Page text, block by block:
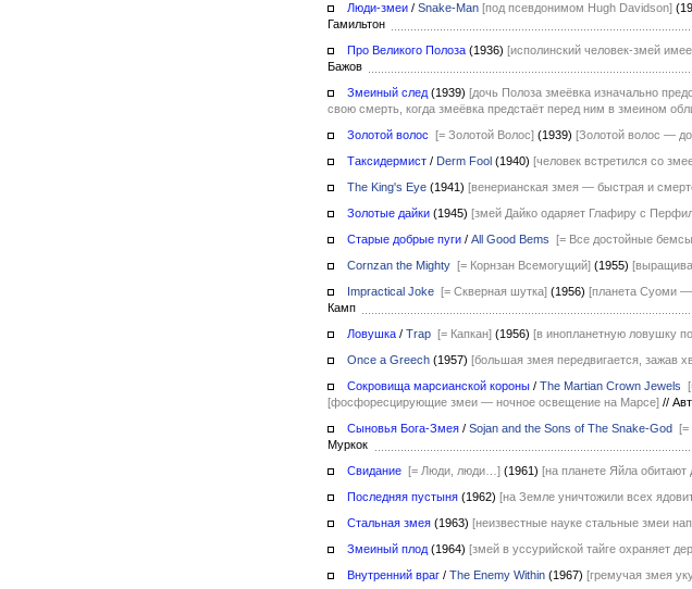
Люди-змеи / Snake-Man [под псевдонимом Hugh Davidson]
Гамильтон
Про Великого Полоза (1936) [исполинский человек-змей
Бажов
Змеиный след (1939) [дочь Полоза змеёвка изначально
свою смерть, когда змеёвка предстаёт перед ним в змеином
Золотой волос [= Золотой Волос] (1939) [Золотой волос —
Таксидермист / Derm Fool (1940) [человек встретился со
The King's Eye (1941) [венерианская змея — быстрая и
Золотые дайки (1945) [змей Дайко одаряет Глафиру с
Старые добрые пуги / All Good Bems [= Все достойные
Cornzan the Mighty [= Корнзан Всемогущий] (1955)
Impractical Joke [= Скверная шутка] (1956) [планета Суоми
Камп
Ловушка / Trap [= Капкан] (1956) [в инопланетную ловушку
Once a Greech (1957) [большая змея передвигается, зажав
Сокровища марсианской короны / The Martian Crown Jewels
[фосфоресцирующие змеи — ночное освещение на Марсе] //
Сыновья Бога-Змея / Sojan and the Sons of The Snake-God [=
Муркок
Свидание [= Люди, люди…] (1961) [на планете Яйла
Последняя пустыня (1962) [на Земле уничтожили всех
Стальная змея (1963) [неизвестные науке стальные змеи
Змеиный плод (1964) [змей в уссурийской тайге охраняет
Внутренний враг / The Enemy Within (1967) [гремучая змея